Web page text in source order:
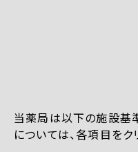
当薬局は以下の施設基
については、各項目をク